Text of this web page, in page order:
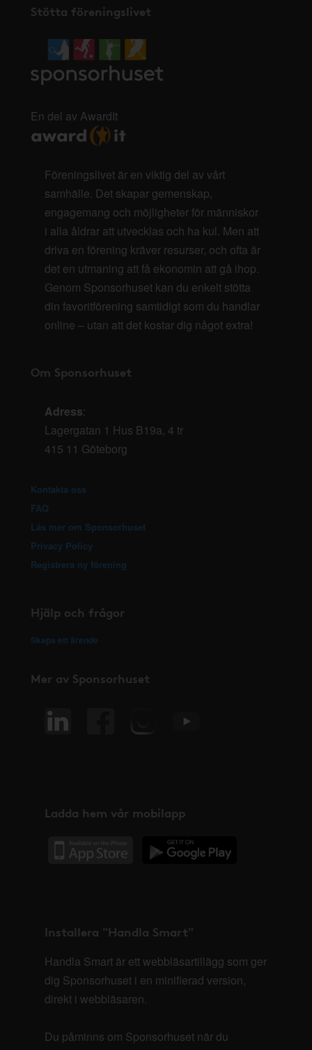
Stötta föreningslivet
En del av AwardIt
Föreningslivet är en viktig del av vårt
samhälle. Det skapar gemenskap,
engagemang och möjligheter för människor
i alla åldrar att utvecklas och ha kul. Men att
driva en förening kräver resurser, och ofta är
det en utmaning att få ekonomin att gå ihop.
Genom Sponsorhuset kan du enkelt stötta
din favoritförening samtidigt som du handlar
online – utan att det kostar dig något extra!
Om Sponsorhuset
Adress:
Lagergatan 1 Hus B19a, 4 tr
415 11 Göteborg
Kontakta oss
FAQ
Läs mer om Sponsorhuset
Privacy Policy
Registrera ny förening
Hjälp och frågor
Skapa ett ärende
Mer av Sponsorhuset
Ladda hem vår mobilapp
Installera "Handla Smart"
Handla Smart är ett webbläsartillägg som ger
dig Sponsorhuset i en minifierad version,
direkt i webbläsaren.
Du påminns om Sponsorhuset när du